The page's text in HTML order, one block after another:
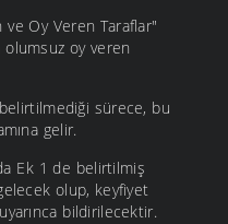
ve Oy Veren Taraflar"
oy veren
sürece, bu
gelir.
Ek 1 de belirtilmiş
olup, keyfiyet
bildirilecektir.